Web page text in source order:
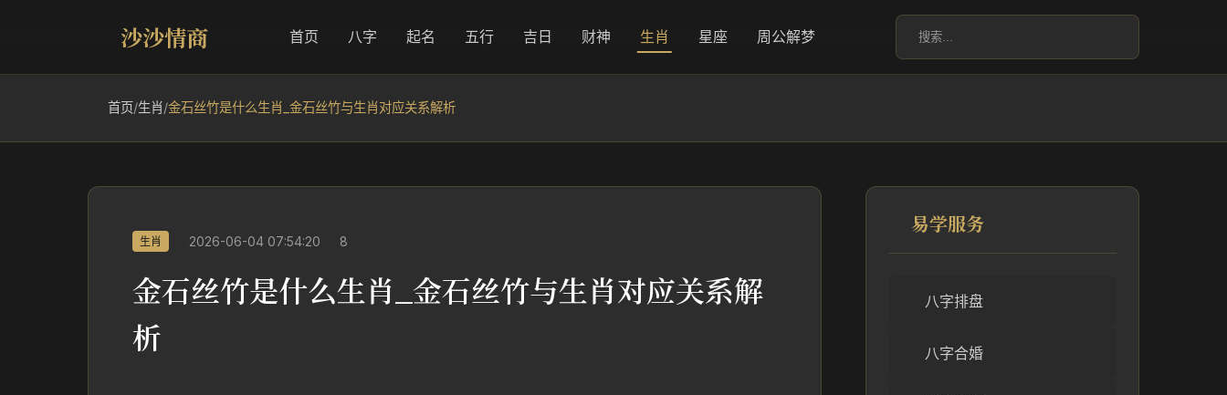
沙沙情商 首页 八字 起名 五行 吉日 财神 生肖 星座 周公解梦
首页/生肖/金石丝竹是什么生肖_金石丝竹与生肖对应关系解析
生肖 2026-06-04 07:54:20 8
金石丝竹是什么生肖_金石丝竹与生肖对应关系解
析
易学服务
八字排盘
八字合婚